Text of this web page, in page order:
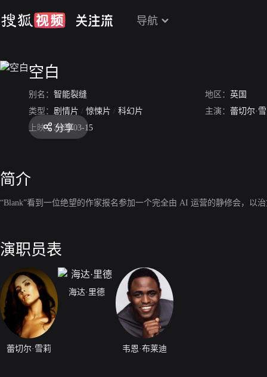
导航
空白
别名： 智能裂缝 地区： 英国
类型： 剧情片 / 惊悚片 / 科幻片 主演： 蕾切尔·
上映： 2022-03-15
分享
简介
“Blank”看到一位绝望的作家报名参加一个完全由 AI 运营的静修会，以
演职员表
蕾切尔·雪莉
海达·里德
韦恩·布莱迪